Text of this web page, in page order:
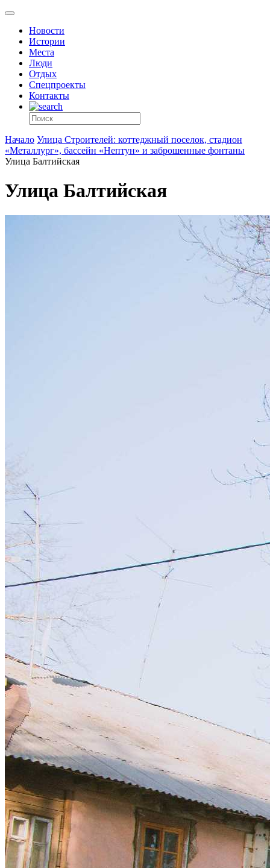
Новости
Истории
Места
Люди
Отдых
Спецпроекты
Контакты
Начало Улица Строителей: коттеджный поселок, стадион
«Металлург», бассейн «Нептун» и заброшенные фонтаны
Улица Балтийская
Улица Балтийская